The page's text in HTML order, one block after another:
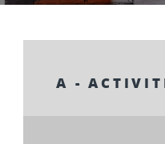
A -